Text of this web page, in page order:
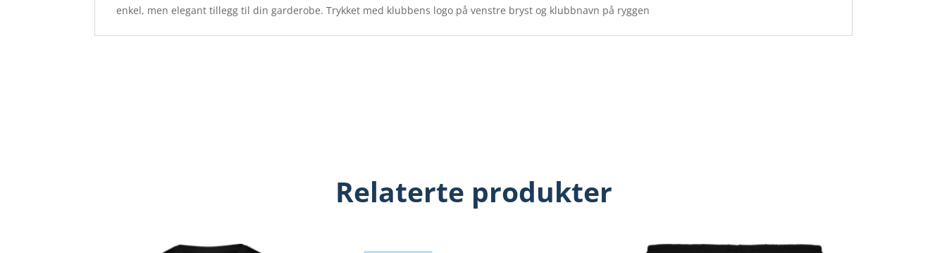
enkel, men elegant tillegg til din garderobe. Trykket med klubbens logo på venstre bryst og klubbnavn på ryggen
Relaterte produkter